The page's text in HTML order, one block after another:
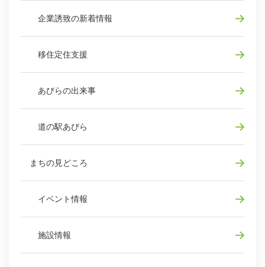
企業誘致の新着情報
移住定住支援
あびらの出来事
道の駅あびら
まちの見どころ
イベント情報
施設情報